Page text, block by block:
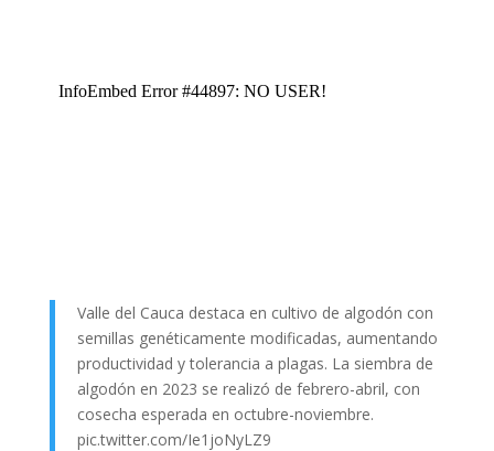
Valle del Cauca destaca en cultivo de algodón con
semillas genéticamente modificadas, aumentando
productividad y tolerancia a plagas. La siembra de
algodón en 2023 se realizó de febrero-abril, con
cosecha esperada en octubre-noviembre.
pic.twitter.com/Ie1joNyLZ9